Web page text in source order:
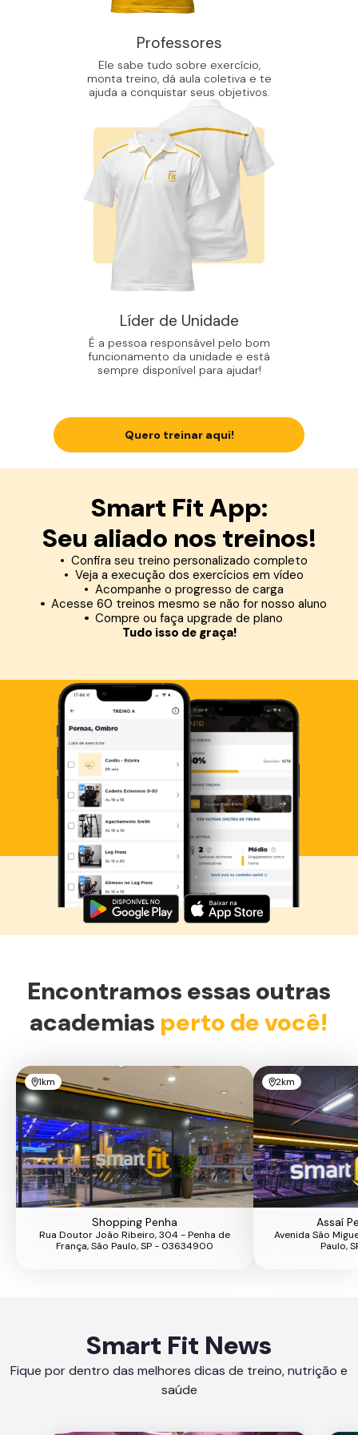
Professores
Ele sabe tudo sobre exercício,
monta treino, dá aula coletiva e te
ajuda a conquistar seus objetivos.
Líder de Unidade
É a pessoa responsável pelo bom
funcionamento da unidade e está
sempre disponível para ajudar!
Quero treinar aqui!
Smart Fit App:
Seu aliado nos treinos!
Confira seu treino personalizado completo
Veja a execução dos exercícios em vídeo
Acompanhe o progresso de carga
Acesse 60 treinos mesmo se não for nosso aluno
Compre ou faça upgrade de plano
Tudo isso de graça!
Baixe agora o Smart Fit App
Encontramos essas outras
academias perto de você!
1km
Shopping Penha
Rua Doutor João Ribeiro, 304 - Penha de
França, São Paulo, SP - 03634900
2km
Assaí
Avenida São
Paulo,
Smart Fit News
Fique por dentro das melhores dicas de treino, nutrição e
saúde